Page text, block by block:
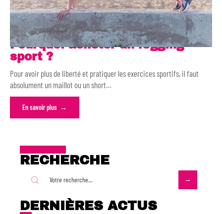
Pourquoi acheter un legging
sport ?
Pour avoir plus de liberté et pratiquer les exercices sportifs, il faut
absolument un maillot ou un short…
En savoir plus
RECHERCHE
DERNIÈRES ACTUS